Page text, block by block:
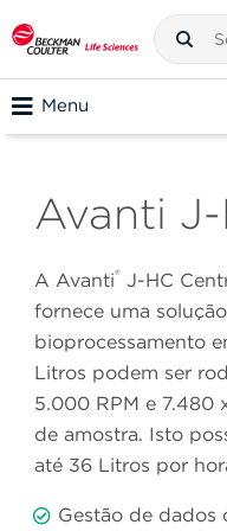
Menu
Avanti J-
A Avanti® J-HC
fornece uma
bioprocessamento
Litros podem ser
5.000 RPM e 7.480
de amostra. Isto
até 36 Litros por
Gestão de dados